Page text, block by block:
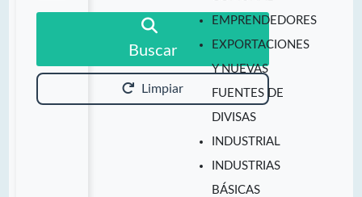
Buscar
Limpiar
EMPRENDEDORES
EXPORTACIONES
Y NUEVAS
FUENTES DE
DIVISAS
INDUSTRIAL
INDUSTRIAS
BÁSICAS